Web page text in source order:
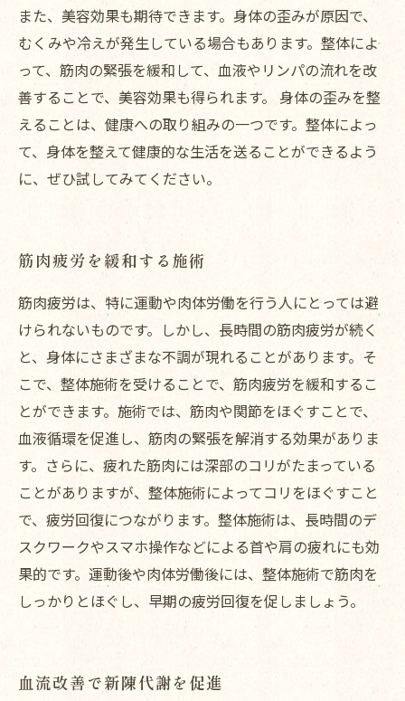
また、美容効果も期待できます。身体の歪みが原因で、
むくみや冷えが発生している場合もあります。整体によ
って、筋肉の緊張を緩和して、血液やリンパの流れを改
善することで、美容効果も得られます。 身体の歪みを整
えることは、健康への取り組みの一つです。整体によっ
て、身体を整えて健康的な生活を送ることができるよう
に、ぜひ試してみてください。
筋肉疲労を緩和する施術
筋肉疲労は、特に運動や肉体労働を行う人にとっては避
けられないものです。しかし、長時間の筋肉疲労が続く
と、身体にさまざまな不調が現れることがあります。そ
こで、整体施術を受けることで、筋肉疲労を緩和するこ
とができます。施術では、筋肉や関節をほぐすことで、
血液循環を促進し、筋肉の緊張を解消する効果がありま
す。さらに、疲れた筋肉には深部のコリがたまっている
ことがありますが、整体施術によってコリをほぐすこと
で、疲労回復につながります。整体施術は、長時間のデ
スクワークやスマホ操作などによる首や肩の疲れにも効
果的です。運動後や肉体労働後には、整体施術で筋肉を
しっかりとほぐし、早期の疲労回復を促しましょう。
血流改善で新陳代謝を促進